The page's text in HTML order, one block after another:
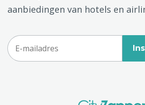
aanbiedingen van hotels en